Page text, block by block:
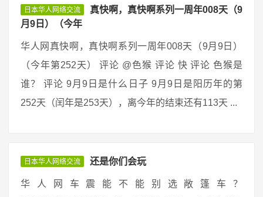
日本华人网络交流
真快啊，真快啊系列一周年008天（9
月9日）（今年
华人网真快啊，真快啊系列一周年008天（9月9日）
（今年第252天） 评论 @色猴 评论 快 评论 色猴是
谁？ 评论 9月9日是什么日子 9月9日是阳历年的第
252天（闰年是253天），离今年的结束还有113天 ...
日本华人网络交流 还是你们会玩
华人网车震能不能别选敞篷车？